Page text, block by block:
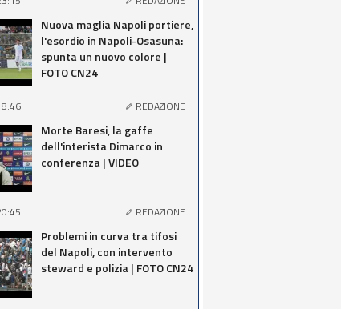
Nuova maglia Napoli portiere,
l'esordio in Napoli-Osasuna:
spunta un nuovo colore |
FOTO CN24
REDAZIONE
Morte Baresi, la gaffe
dell'interista Dimarco in
conferenza | VIDEO
REDAZIONE
Problemi in curva tra tifosi
del Napoli, con intervento
steward e polizia | FOTO CN24